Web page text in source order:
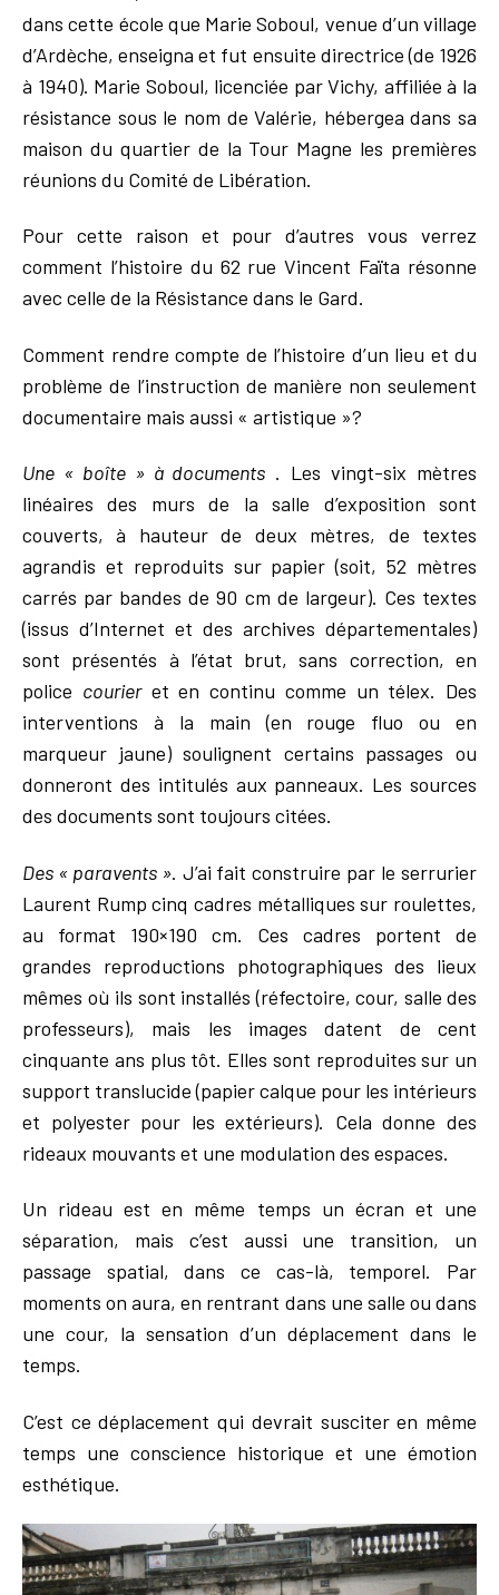
dans cette école que Marie Soboul, venue d’un village
d’Ardèche, enseigna et fut ensuite directrice (de 1926
à 1940). Marie Soboul, licenciée par Vichy, affiliée à la
résistance sous le nom de Valérie, hébergea dans sa
maison du quartier de la Tour Magne les premières
réunions du Comité de Libération.
Pour cette raison et pour d’autres vous verrez
comment l’histoire du 62 rue Vincent Faïta résonne
avec celle de la Résistance dans le Gard.
Comment rendre compte de l’histoire d’un lieu et du
problème de l’instruction de manière non seulement
documentaire mais aussi « artistique »?
Une « boîte » à documents . Les vingt-six mètres
linéaires des murs de la salle d’exposition sont
couverts, à hauteur de deux mètres, de textes
agrandis et reproduits sur papier (soit, 52 mètres
carrés par bandes de 90 cm de largeur). Ces textes
(issus d’Internet et des archives départementales)
sont présentés à l’état brut, sans correction, en
police courieret en continu comme un télex. Des
interventions à la main (en rouge fluo ou en
marqueur jaune) soulignent certains passages ou
donneront des intitulés aux panneaux. Les sources
des documents sont toujours citées.
Des « paravents ». J’ai fait construire par le serrurier
Laurent Rump cinq cadres métalliques sur roulettes,
au format 190×190 cm. Ces cadres portent de
grandes reproductions photographiques des lieux
mêmes où ils sont installés (réfectoire, cour, salle des
professeurs), mais les images datent de cent
cinquante ans plus tôt. Elles sont reproduites sur un
support translucide (papier calque pour les intérieurs
et polyester pour les extérieurs). Cela donne des
rideaux mouvants et une modulation des espaces.
Un rideau est en même temps un écran et une
séparation, mais c’est aussi une transition, un
passage spatial, dans ce cas-là, temporel. Par
moments on aura, en rentrant dans une salle ou dans
une cour, la sensation d’un déplacement dans le
temps.
C’est ce déplacement qui devrait susciter en même
temps une conscience historique et une émotion
esthétique.